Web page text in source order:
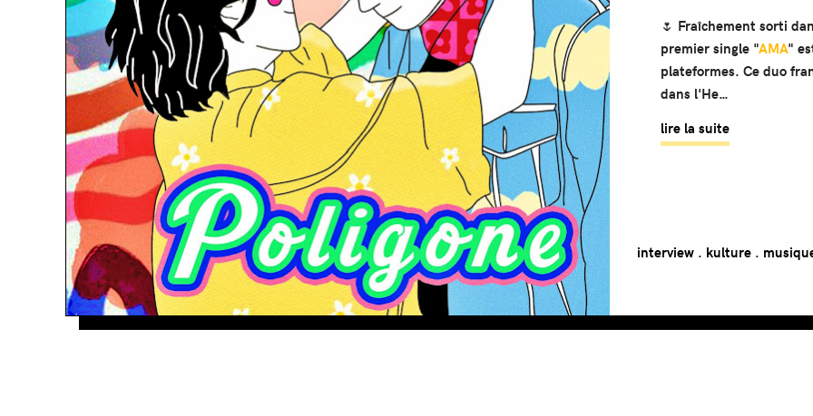
🌷 Fraîchement sorti
premier single "AMA"
plateformes. Ce duo
dans l'He…
lire la suite
interview . kulture .